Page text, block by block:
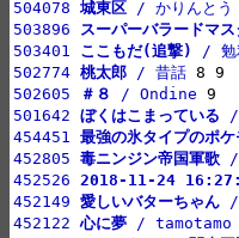
504078 城東区 / かりんとう
503896
スーパーバラードマス
503401 ここもだ(追撃) / 勉
502774 桃太郎 / 昔話
502605
＃８ / Ondine
501642 ぼくはこまっている /
454451 最強の氷タイプのポケ
452805 毒ニンジン帝国軍歌 /
452526 2018-11-24
452149 愛しいバターちゃん /
452122 心に夢 / tamotamo